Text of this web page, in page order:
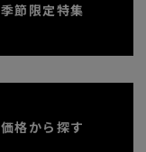
季節限定特集
価格から探す